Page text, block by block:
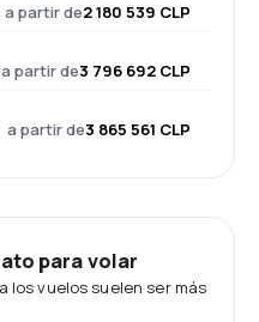
a partir de2 180 539 CLP
a partir de3 796 692 CLP
a partir de3 865 561 CLP
para volar
los vuelos suelen ser más